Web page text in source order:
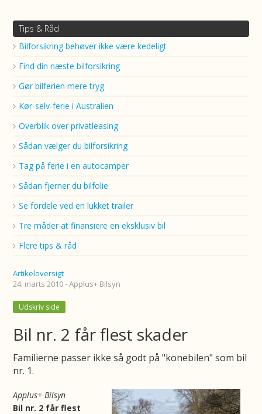
Tips & Råd
Bilforsikring behøver ikke være kedeligt
Find din næste bilforsikring
Gør bilferien mere tryg
Kør-selv-ferie i Australien
Overblik over privatleasing
Sådan vælger du bilforsikring
Tag på ferie i en autocamper
Sådan fjerner du bilfolie
Se fordele ved en lukket trailer
Tre måder at finansiere en eksklusiv bil
Flere tips & råd
Artikeloversigt
24. marts 2010 - Applus+ Bilsyn
Udskriv side
Bil nr. 2 får flest skader
Familierne passer ikke så godt på "konebilen" som bil
nr. 1.
Applus+ Bilsyn
Bil nr. 2 får flest